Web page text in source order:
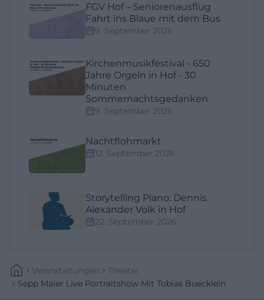
FGV Hof – Seniorenausflug
Fahrt ins Blaue mit dem Bus
9. September 2026
Kirchenmusikfestival - 650
Jahre Orgeln in Hof - 30
Minuten
Sommernachtsgedanken
9. September 2026
Nachtflohmarkt
12. September 2026
Storytelling Piano: Dennis
Alexander Volk in Hof
22. September 2026
Veranstaltungen
Theater
Sepp Maier Live Portraitshow Mit Tobias Buecklein